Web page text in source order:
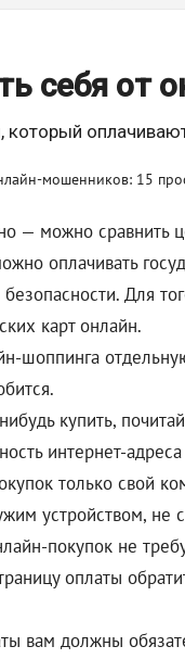
себя от
который
— можно сравнить
оплачивать
Для
карт онлайн.
шоппинга
купить,
интернет-
только свой
устройством,
покупок не
оплаты
вам должны